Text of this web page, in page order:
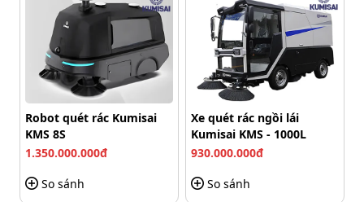
Robot quét rác Kumisai
KMS 8S
1.350.000.000đ
So sánh
Xe quét rác ngồi lái
Kumisai KMS - 1000L
930.000.000đ
So sánh